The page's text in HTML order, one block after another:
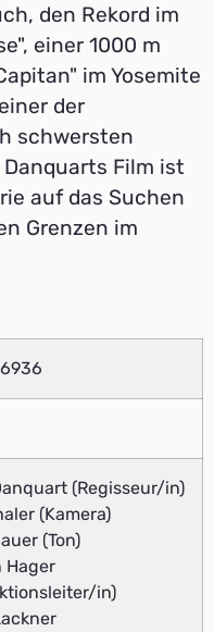
den Rekord im
einer 1000 m
im Yosemite
der
schwersten
Film ist
auf das Suchen
Grenzen im
(Regisseur/in)
(Kamera)
(Ton)
Hager
in)